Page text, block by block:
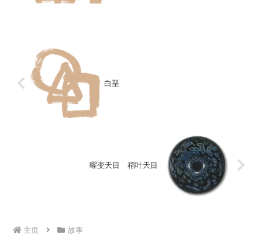
白垩
曜变天目 稻叶天目
主页 故事